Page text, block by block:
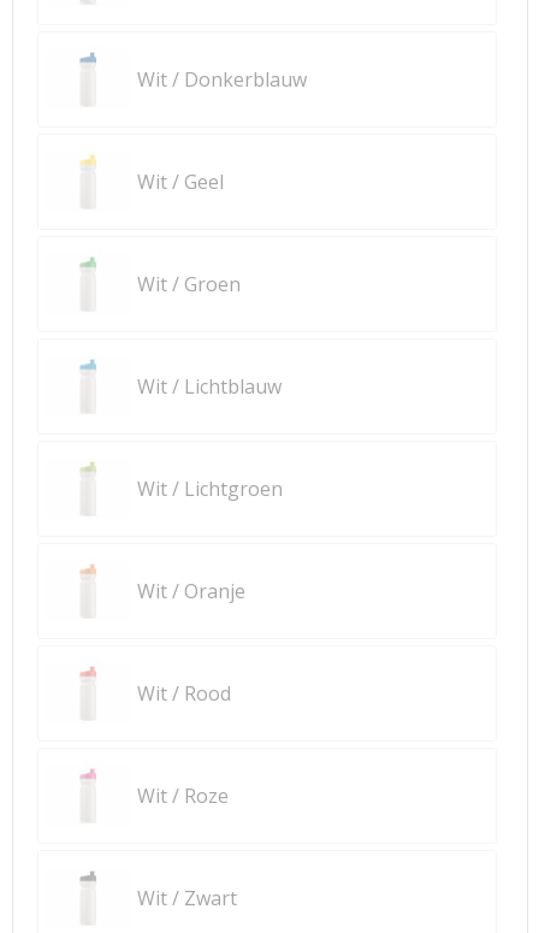
Wit / Donkerblauw
Wit / Geel
Wit / Groen
Wit / Lichtblauw
Wit / Lichtgroen
Wit / Oranje
Wit / Rood
Wit / Roze
Wit / Zwart